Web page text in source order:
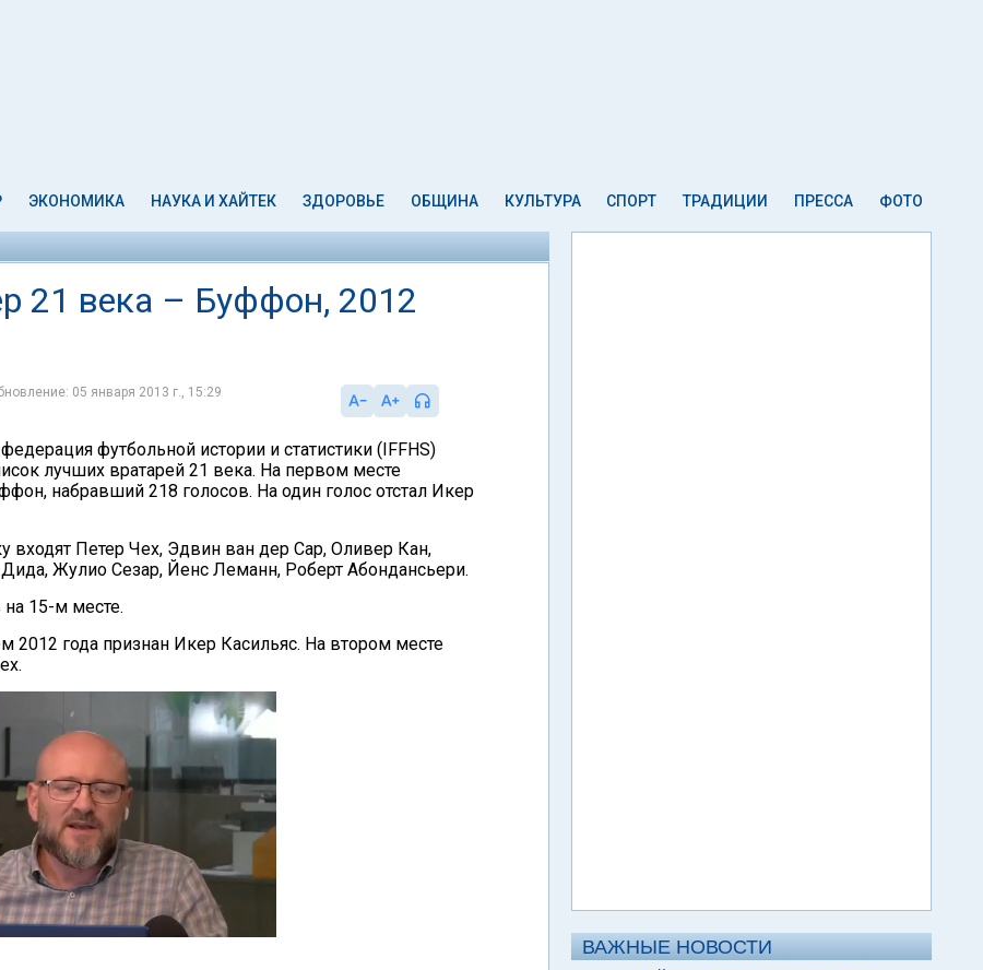
ЭКОНОМИКА НАУКА И ХАЙТЕК ЗДОРОВЬЕ ОБЩИНА КУЛЬТУРА СПОРТ ТРАДИЦИИ ПРЕССА ФОТО
21 века – Буффон, 2012
05 января 2013 г., 15:29
футбольной истории и статистики (IFFHS)
лучших вратарей 21 века. На первом месте
набравший 218 голосов. На один голос отстал Икер
входят Петер Чех, Эдвин ван дер Сар, Оливер Кан,
Жулио Сезар, Йенс Леманн, Роберт Абондансьери.
15-м месте.
2012 года признан Икер Касильяс. На втором месте
ВАЖНЫЕ НОВОСТИ